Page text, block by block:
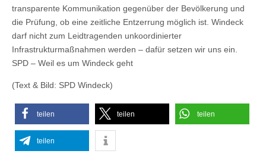
transparente Kommunikation gegenüber der Bevölkerung und
die Prüfung, ob eine zeitliche Entzerrung möglich ist. Windeck
darf nicht zum Leidtragenden unkoordinierter
Infrastrukturmaßnahmen werden – dafür setzen wir uns ein.
SPD – Weil es um Windeck geht
(Text & Bild: SPD Windeck)
teilen teilen teilen
teilen